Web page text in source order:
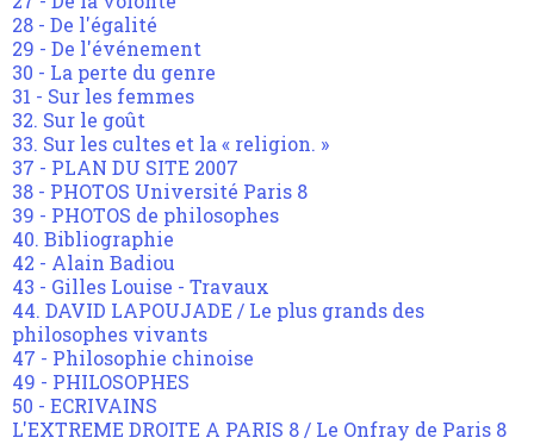
28 - De l'égalité
29 - De l'événement
30 - La perte du genre
31 - Sur les femmes
32. Sur le goût
33. Sur les cultes et la « religion. »
37 - PLAN DU SITE 2007
38 - PHOTOS Université Paris 8
39 - PHOTOS de philosophes
40. Bibliographie
42 - Alain Badiou
43 - Gilles Louise - Travaux
44. DAVID LAPOUJADE / Le plus grands des
philosophes vivants
47 - Philosophie chinoise
49 - PHILOSOPHES
50 - ECRIVAINS
L'EXTREME DROITE A PARIS 8 / Le Onfray de Paris 8